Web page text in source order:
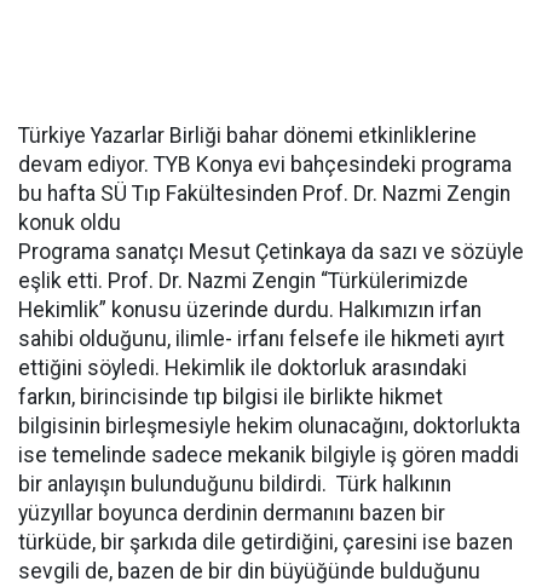
Türkiye Yazarlar Birliği bahar dönemi etkinliklerine
devam ediyor. TYB Konya evi bahçesindeki programa
bu hafta SÜ Tıp Fakültesinden Prof. Dr. Nazmi Zengin
konuk oldu
Programa sanatçı Mesut Çetinkaya da sazı ve sözüyle
eşlik etti. Prof. Dr. Nazmi Zengin “Türkülerimizde
Hekimlik” konusu üzerinde durdu. Halkımızın irfan
sahibi olduğunu, ilimle- irfanı felsefe ile hikmeti ayırt
ettiğini söyledi. Hekimlik ile doktorluk arasındaki
farkın, birincisinde tıp bilgisi ile birlikte hikmet
bilgisinin birleşmesiyle hekim olunacağını, doktorlukta
ise temelinde sadece mekanik bilgiyle iş gören maddi
bir anlayışın bulunduğunu bildirdi. Türk halkının
yüzyıllar boyunca derdinin dermanını bazen bir
türküde, bir şarkıda dile getirdiğini, çaresini ise bazen
sevgili de, bazen de bir din büyüğünde bulduğunu